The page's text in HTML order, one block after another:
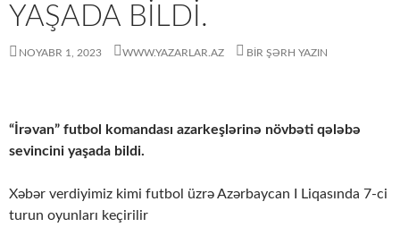
YAŞADA BILDI.
NOYABR 1, 2023 WWW.YAZARLAR.AZ BIR ŞƏRH YAZIN
“İrəvan” futbol komandası azarkeşlərinə növbəti qələbə
sevincini yaşada bildi.
Xəbər verdiyimiz kimi futbol üzrə Azərbaycan I Liqasında 7-ci
turun oyunları keçirilir